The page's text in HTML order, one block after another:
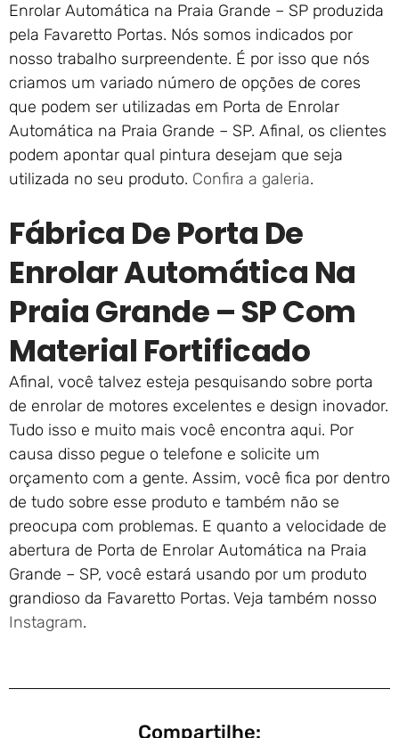
Enrolar Automática na Praia Grande – SP produzida
pela Favaretto Portas. Nós somos indicados por
nosso trabalho surpreendente. É por isso que nós
criamos um variado número de opções de cores
que podem ser utilizadas em Porta de Enrolar
Automática na Praia Grande – SP. Afinal, os clientes
podem apontar qual pintura desejam que seja
utilizada no seu produto. Confira a galeria.
Fábrica De Porta De
Enrolar Automática Na
Praia Grande – SP Com
Material Fortificado
Afinal, você talvez esteja pesquisando sobre porta
de enrolar de motores excelentes e design inovador.
Tudo isso e muito mais você encontra aqui. Por
causa disso pegue o telefone e solicite um
orçamento com a gente. Assim, você fica por dentro
de tudo sobre esse produto e também não se
preocupa com problemas. E quanto a velocidade de
abertura de Porta de Enrolar Automática na Praia
Grande – SP, você estará usando por um produto
grandioso da Favaretto Portas. Veja também nosso
Instagram.
Compartilhe: